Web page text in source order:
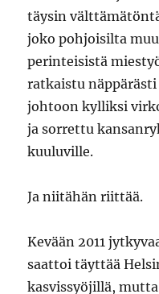
täysin
joko pohjoisilta
perinteisistä
ratkaistu
johtoon kylliksi
ja sorrettu
kuuluville.
Ja niitähän riittää.
Kevään 2011
saattoi täyttää
kasvissyöjillä,